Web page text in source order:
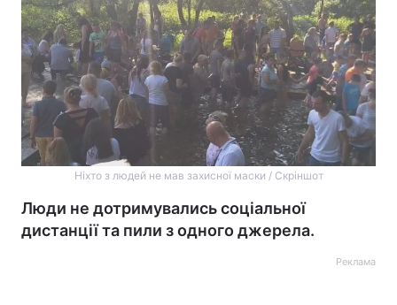
Ніхто з людей не мав захисної маски / Скріншот
Люди не дотримувались соціальної
дистанції та пили з одного джерела.
Реклама